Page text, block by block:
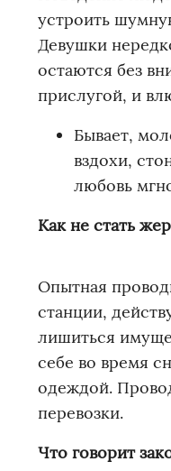
устроить
Девушки
остаются без
прислугой, и
Бывает,
вздохи,
любовь
Как не стать
Опытная
станции,
лишиться
себе во время
одеждой.
перевозки.
Что говорит